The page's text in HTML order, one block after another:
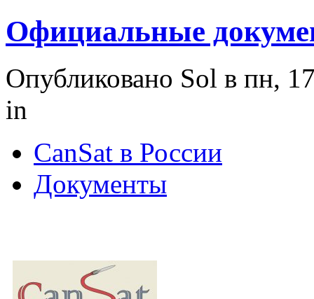
Официальные
Опубликовано Sol в пн,
in
CanSat в России
Документы